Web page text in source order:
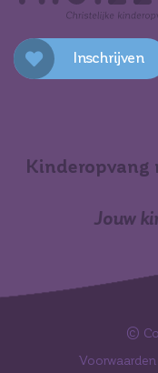
Inschrijven
Jouw
©
Voorwaarden